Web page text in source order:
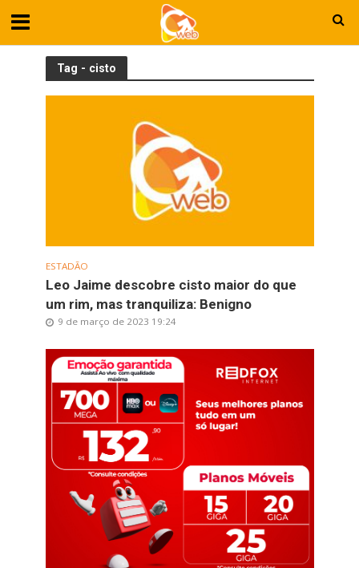
Tag - cisto
ESTADÃO
Leo Jaime descobre cisto maior do que
um rim, mas tranquiliza: Benigno
9 de março de 2023 19:24